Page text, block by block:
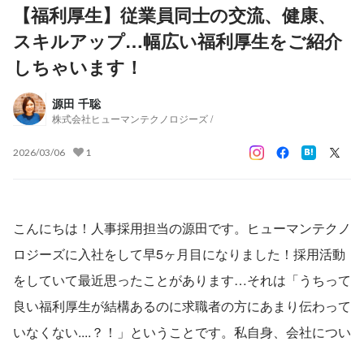
【福利厚生】従業員同士の交流、健康、
スキルアップ…幅広い福利厚生をご紹介
しちゃいます！
源田 千聡
株式会社ヒューマンテクノロジーズ /
2026/03/06 1
こんにちは！人事採用担当の源田です。ヒューマンテクノ
ロジーズに入社をして早5ヶ月目になりました！採用活動
をしていて最近思ったことがあります…それは「うちって
良い福利厚生が結構あるのに求職者の方にあまり伝わって
いなくない....？！」ということです。私自身、会社につい